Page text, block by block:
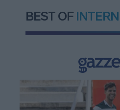
BEST OF